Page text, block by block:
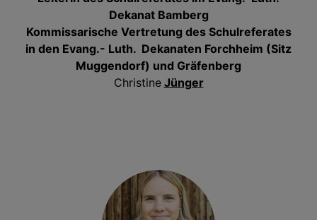
Dekanat Bamberg
Kommissarische Vertretung des Schulreferates
in den Evang.- Luth. Dekanaten Forchheim (Sitz
Muggendorf) und Gräfenberg
Christine Jünger